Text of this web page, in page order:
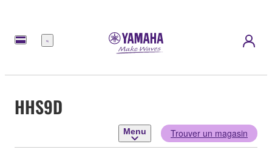
Menu
HHS9D
Menu Trouver un magasin